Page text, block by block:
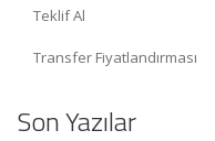
Teklif Al
Transfer Fiyatlandırması
Son Yazılar